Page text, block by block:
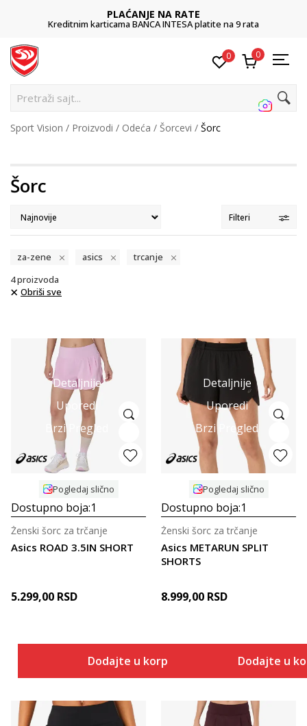
PLAĆANJE NA RATE
Kreditnim karticama BANCA INTESA platite na 9 rata
0 0
Pretraži sajt...
Sport Vision Proizvodi Odeća Šorcevi Šorc
Šorc
Filteri
za-zene asics
trcanje
4proizvoda
Obriši sve
Detaljnije
Uporedi
Brzi Pregled
Pogledaj slično
Dostupno boja:1
Asics ROAD 3.5IN SHORT
Ženski šorc za trčanje
5.299,00 RSD
Dodajte u korpu
Detaljnije
Uporedi
Brzi Pregled
Pogledaj slično
Dostupno boja:1
Asics METARUN SPLIT
SHORTS
Ženski šorc za trčanje
8.999,00 RSD
Dodajte u